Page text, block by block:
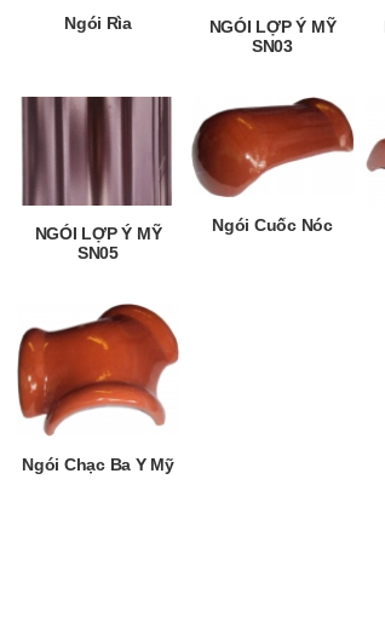
Ngói Rìa
NGÓI LỢP Ý MỸ
SN03
NGÓI LỢP Ý MỸ
SN05
Ngói Cuốc Nóc
Ngói Chạc Ba Y Mỹ